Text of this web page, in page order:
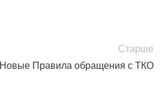
Старше
Новые Правила обращения с ТКО